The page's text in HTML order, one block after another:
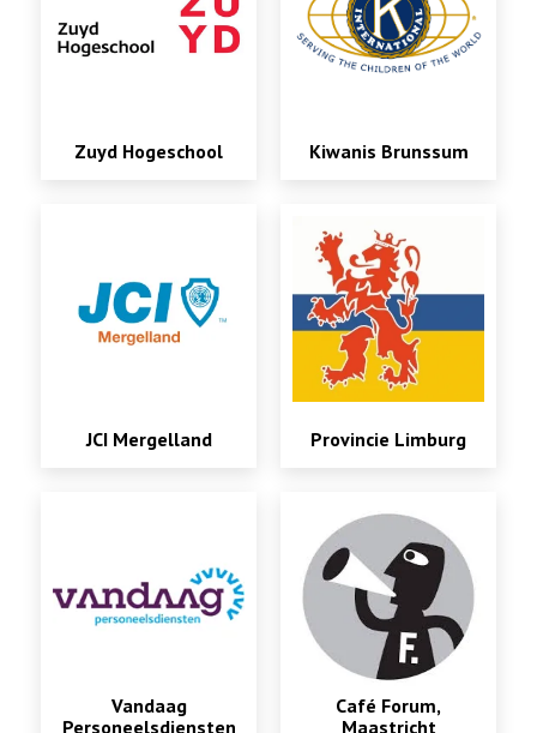
Zuyd Hogeschool Kiwanis Brunssum
JCI Mergelland Provincie Limburg
Vandaag
Personeelsdiensten
Café Forum,
Maastricht